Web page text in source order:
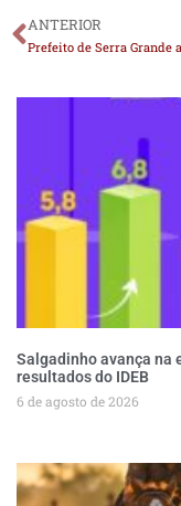
ANTERIOR
Salgadinho avança na
resultados do IDEB
6 de agosto de 2026